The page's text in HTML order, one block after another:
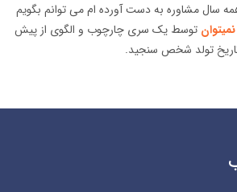
سال مشاوره به دست آورده ام می توانم بگویم
توسط یک سری چارچوب و الگوی از پیش
تولد شخص سنجید.